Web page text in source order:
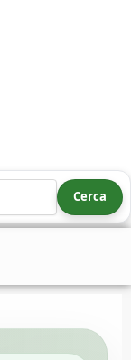
Cerca